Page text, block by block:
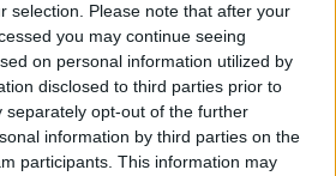
selection. Please note that after your
you may continue seeing
on personal information utilized by
disclosed to third parties prior to
separately opt-out of the further
information by third parties on the
participants. This information may